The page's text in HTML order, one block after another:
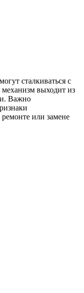
сталкиваться с
выходит из
Важно
или замене